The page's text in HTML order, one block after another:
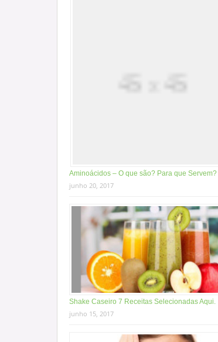
Aminoácidos – O que são? Para que Servem?
junho 20, 2017
Shake Caseiro 7 Receitas Selecionadas Aqui.
junho 15, 2017